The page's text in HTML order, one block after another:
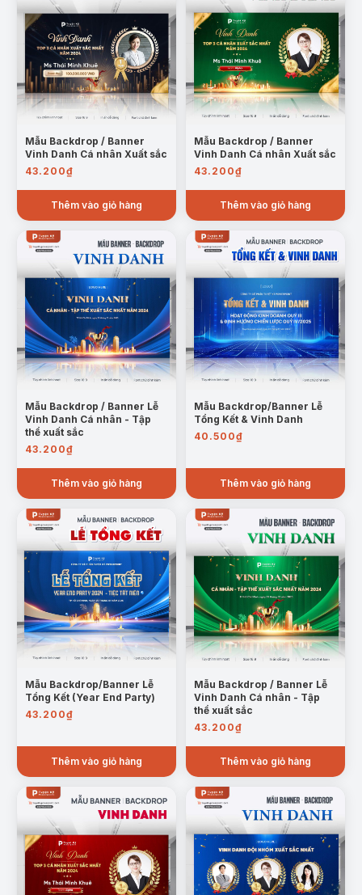
Mẫu Backdrop / Banner
Vinh Danh Cá nhân Xuất sắc
43.200₫
Thêm vào giỏ hàng
Mẫu Backdrop / Banner
Vinh Danh Cá nhân Xuất sắc
43.200₫
Thêm vào giỏ hàng
Mẫu Backdrop / Banner Lễ
Vinh Danh Cá nhân - Tập
thể xuất sắc
43.200₫
Thêm vào giỏ hàng
Mẫu Backdrop/Banner Lễ
Tổng Kết & Vinh Danh
40.500₫
Thêm vào giỏ hàng
Mẫu Backdrop/Banner Lễ
Tổng Kết (Year End Party)
43.200₫
Thêm vào giỏ hàng
Mẫu Backdrop / Banner Lễ
Vinh Danh Cá nhân - Tập
thể xuất sắc
43.200₫
Thêm vào giỏ hàng